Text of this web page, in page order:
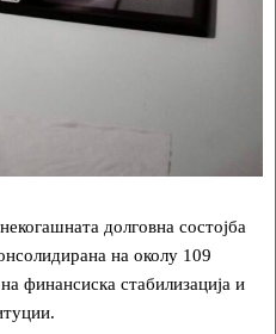
долговна состојба
на околу 109
финансиска стабилизација и